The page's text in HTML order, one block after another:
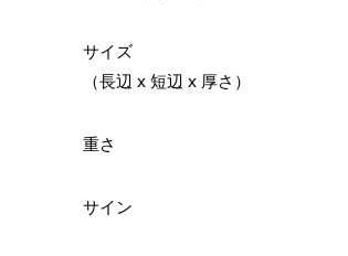
サイズ
（長辺 x 短辺 x 厚さ）
重さ
サイン